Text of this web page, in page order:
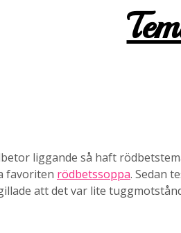
liggande så haft
favoriten rödbetssoppa. Sedan
att det var lite